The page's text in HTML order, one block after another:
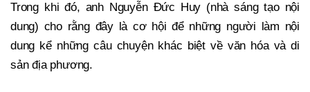
Trong khi đó, anh Nguyễn Đức Huy (nhà sáng tạo nội
dung) cho rằng đây là cơ hội để những người làm nội
dung kể những câu chuyện khác biệt về văn hóa và di
sản địa phương.